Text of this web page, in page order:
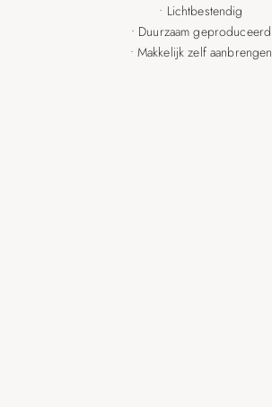
• Lichtbestendig
• Duurzaam geproduceerd
• Makkelijk zelf aanbrengen